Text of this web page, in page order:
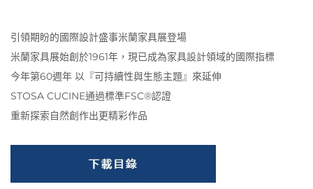
引領期盼的國際設計盛事米蘭家具展登場
米蘭家具展始創於1961年，現已成為家具設計領域的國際指標
今年第60週年 以『可持續性與生態主題』來延伸
STOSA CUCINE通過標準FSC®️認證
重新探索自然創作出更精彩作品